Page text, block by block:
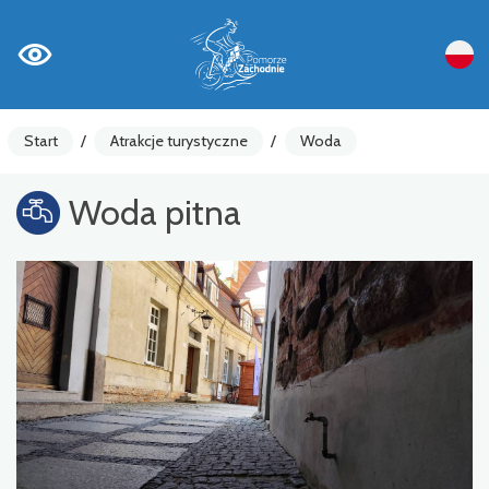
Start / Atrakcje turystyczne / Woda
Woda pitna